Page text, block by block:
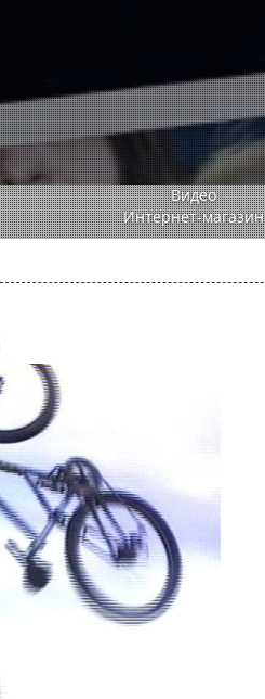
Видео
Интернет-магазин